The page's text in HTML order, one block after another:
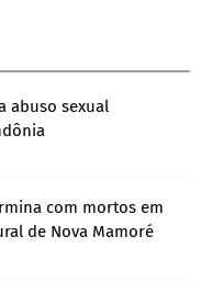
abuso sexual
com mortos em
de Nova Mamoré